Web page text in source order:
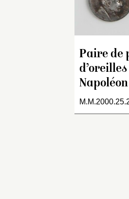
Paire de
pendant
bijou